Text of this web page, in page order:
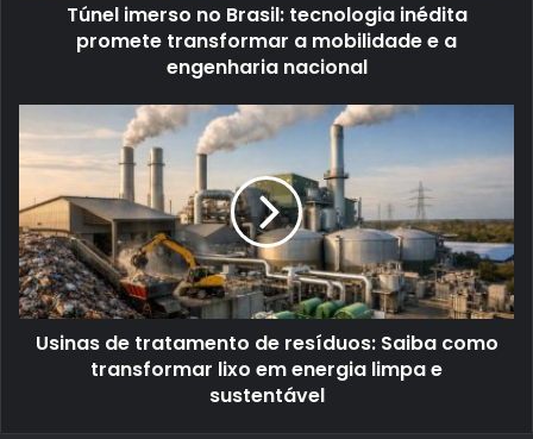
Túnel imerso no Brasil: tecnologia inédita
promete transformar a mobilidade e a
engenharia nacional
Usinas de tratamento de resíduos: Saiba como
transformar lixo em energia limpa e
sustentável